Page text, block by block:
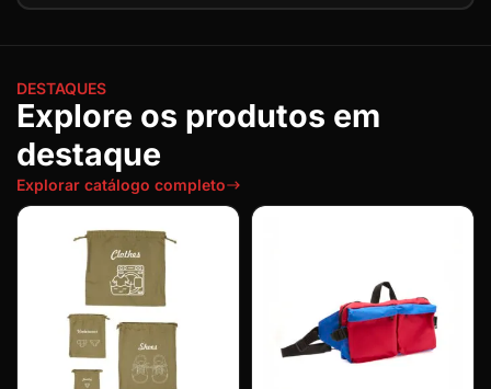
DESTAQUES
Explore os produtos em
destaque
Explorar catálogo completo